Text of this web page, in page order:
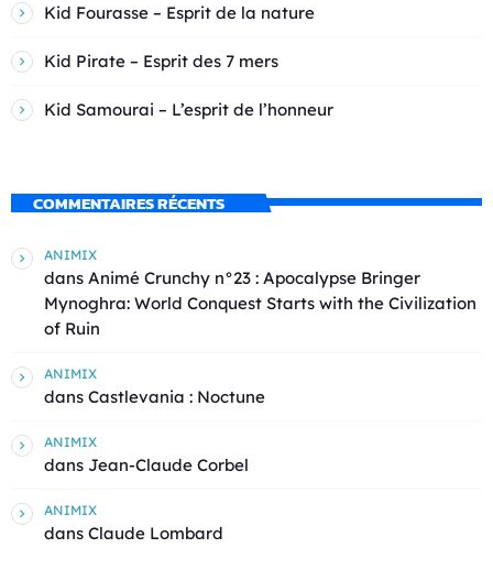
Kid Fourasse – Esprit de la nature
Kid Pirate – Esprit des 7 mers
Kid Samourai – L’esprit de l’honneur
COMMENTAIRES RÉCENTS
ANIMIX
dans Animé Crunchy n°23 : Apocalypse Bringer
Mynoghra: World Conquest Starts with the Civilization
of Ruin
ANIMIX
dans Castlevania : Noctune
ANIMIX
dans Jean-Claude Corbel
ANIMIX
dans Claude Lombard